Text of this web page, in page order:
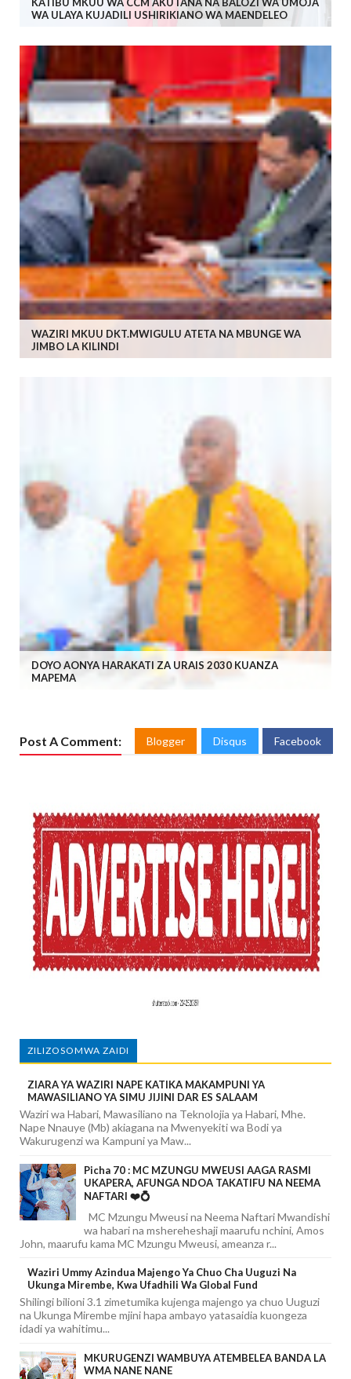
WA ULAYA KUJADILI USHIRIKIANO WA MAENDELEO
WAZIRI MKUU DKT.MWIGULU ATETA NA MBUNGE WA
JIMBO LA KILINDI
DOYO AONYA HARAKATI ZA URAIS 2030 KUANZA
MAPEMA
Post A Comment: Blogger Disqus Facebook
ZILIZOSOMWA ZAIDI
ZIARA YA WAZIRI NAPE KATIKA MAKAMPUNI YA
MAWASILIANO YA SIMU JIJINI DAR ES SALAAM
Waziri wa Habari, Mawasiliano na Teknolojia ya Habari, Mhe.
Nape Nnauye (Mb) akiagana na Mwenyekiti wa Bodi ya
Wakurugenzi wa Kampuni ya Maw...
Picha 70 : MC MZUNGU MWEUSI AAGA RASMI
UKAPERA, AFUNGA NDOA TAKATIFU NA NEEMA
NAFTARI ❤️💍
MC Mzungu Mweusi na Neema Naftari Mwandishi
wa habari na mshereheshaji maarufu nchini, Amos
John, maarufu kama MC Mzungu Mweusi, ameanza r...
Waziri Ummy Azindua Majengo Ya Chuo Cha Uuguzi Na
Ukunga Mirembe, Kwa Ufadhili Wa Global Fund
Shilingi bilioni 3.1 zimetumika kujenga majengo ya chuo Uuguzi
na Ukunga Mirembe mjini hapa ambayo yatasaidia kuongeza
idadi ya wahitimu...
MKURUGENZI WAMBUYA ATEMBELEA BANDA LA
WMA NANE NANE